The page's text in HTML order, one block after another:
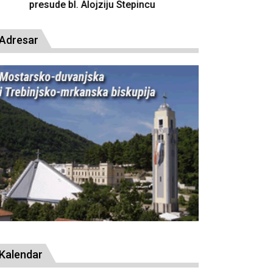
bl. Alojziju Stepincu